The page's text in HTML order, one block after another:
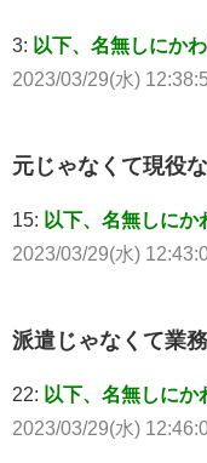
3: 以下、名無しにか
2023/03/29(水)
元じゃなくて現役な
15: 以下、名無しに
2023/03/29(水)
派遣じゃなくて業
22: 以下、名無しに
2023/03/29(水)